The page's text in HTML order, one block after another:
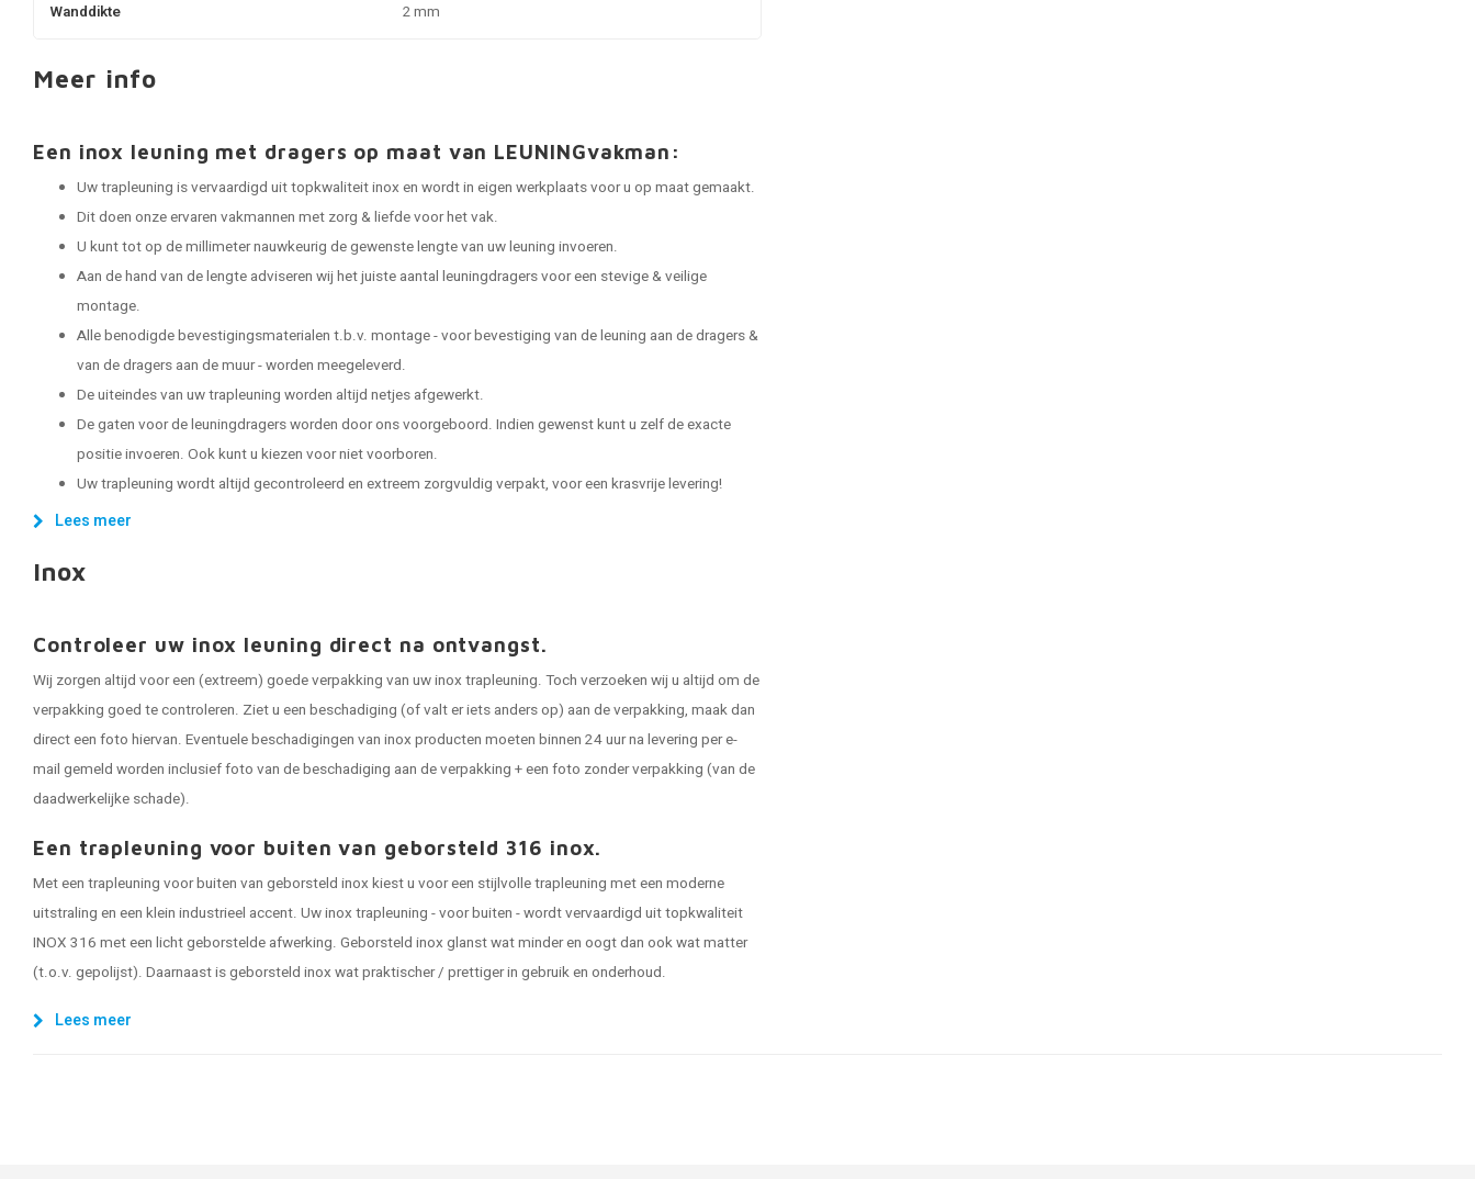
Wanddikte 2 mm
Meer info
Een inox leuning met dragers op maat van LEUNINGvakman:
Uw trapleuning is vervaardigd uit topkwaliteit inox en wordt in eigen werkplaats voor u op maat gemaakt.
Dit doen onze ervaren vakmannen met zorg & liefde voor het vak.
U kunt tot op de millimeter nauwkeurig de gewenste lengte van uw leuning invoeren.
Aan de hand van de lengte adviseren wij het juiste aantal leuningdragers voor een stevige & veilige
montage.
Alle benodigde bevestigingsmaterialen t.b.v. montage - voor bevestiging van de leuning aan de dragers &
van de dragers aan de muur - worden meegeleverd.
De uiteindes van uw trapleuning worden altijd netjes afgewerkt.
De gaten voor de leuningdragers worden door ons voorgeboord. Indien gewenst kunt u zelf de exacte
positie invoeren. Ook kunt u kiezen voor niet voorboren.
Uw trapleuning wordt altijd gecontroleerd en extreem zorgvuldig verpakt, voor een krasvrije levering!
Lees meer
Inox
Controleer uw inox leuning direct na ontvangst.
Wij zorgen altijd voor een (extreem) goede verpakking van uw inox trapleuning. Toch verzoeken wij u altijd om de
verpakking goed te controleren. Ziet u een beschadiging (of valt er iets anders op) aan de verpakking, maak dan
direct een foto hiervan. Eventuele beschadigingen van inox producten moeten binnen 24 uur na levering per e-
mail gemeld worden inclusief foto van de beschadiging aan de verpakking + een foto zonder verpakking (van de
daadwerkelijke schade).
Een trapleuning voor buiten van geborsteld 316 inox.
Met een trapleuning voor buiten van geborsteld inox kiest u voor een stijlvolle trapleuning met een moderne
uitstraling en een klein industrieel accent. Uw inox trapleuning - voor buiten - wordt vervaardigd uit topkwaliteit
INOX 316 met een licht geborstelde afwerking. Geborsteld inox glanst wat minder en oogt dan ook wat matter
(t.o.v. gepolijst). Daarnaast is geborsteld inox wat praktischer / prettiger in gebruik en onderhoud.
Lees meer